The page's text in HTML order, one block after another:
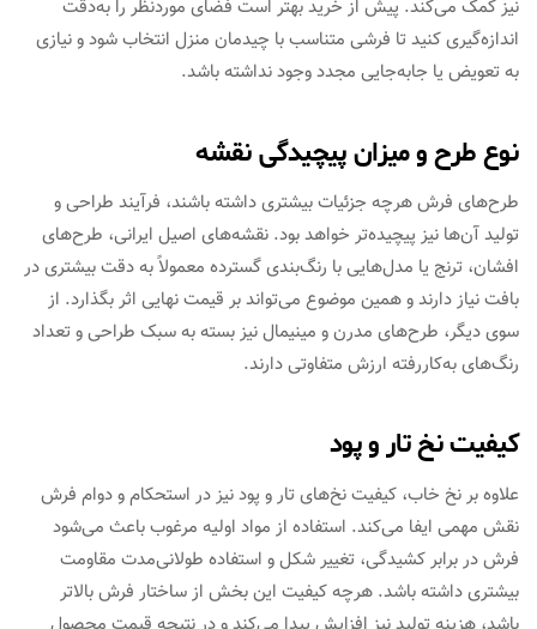
نیز کمک می‌کند. پیش از خرید بهتر است فضای موردنظر را به‌دقت
اندازه‌گیری کنید تا فرشی متناسب با چیدمان منزل انتخاب شود و نیازی
به تعویض یا جابه‌جایی مجدد وجود نداشته باشد.
نوع طرح و میزان پیچیدگی نقشه
طرح‌های فرش هرچه جزئیات بیشتری داشته باشند، فرآیند طراحی و
تولید آن‌ها نیز پیچیده‌تر خواهد بود. نقشه‌های اصیل ایرانی، طرح‌های
افشان، ترنج یا مدل‌هایی با رنگ‌بندی گسترده معمولاً به دقت بیشتری در
بافت نیاز دارند و همین موضوع می‌تواند بر قیمت نهایی اثر بگذارد. از
سوی دیگر، طرح‌های مدرن و مینیمال نیز بسته به سبک طراحی و تعداد
رنگ‌های به‌کاررفته ارزش متفاوتی دارند.
کیفیت نخ تار و پود
علاوه بر نخ خاب، کیفیت نخ‌های تار و پود نیز در استحکام و دوام فرش
نقش مهمی ایفا می‌کند. استفاده از مواد اولیه مرغوب باعث می‌شود
فرش در برابر کشیدگی، تغییر شکل و استفاده طولانی‌مدت مقاومت
بیشتری داشته باشد. هرچه کیفیت این بخش از ساختار فرش بالاتر